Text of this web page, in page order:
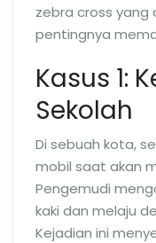
zebra cross
pentingnya
Kasus 1:
Sekolah
Di sebuah kota,
mobil saat akan
Pengemudi
kaki dan melaju
Kejadian ini